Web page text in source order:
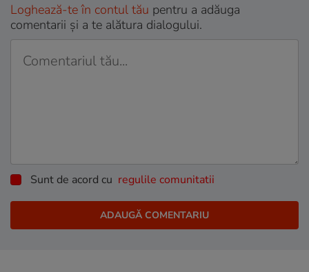
Loghează-te în contul tău pentru a adăuga
comentarii și a te alătura dialogului.
Sunt de acord cu regulile comunitatii